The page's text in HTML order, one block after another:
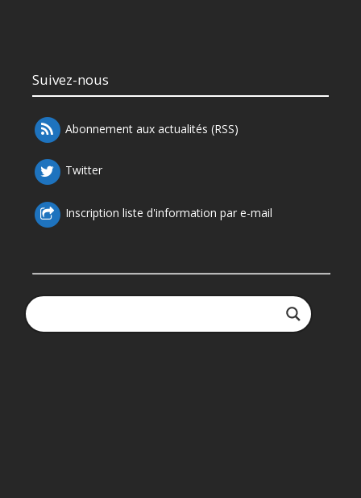
Suivez-nous
Abonnement aux actualités (RSS)
Twitter
Inscription liste d'information par e-mail